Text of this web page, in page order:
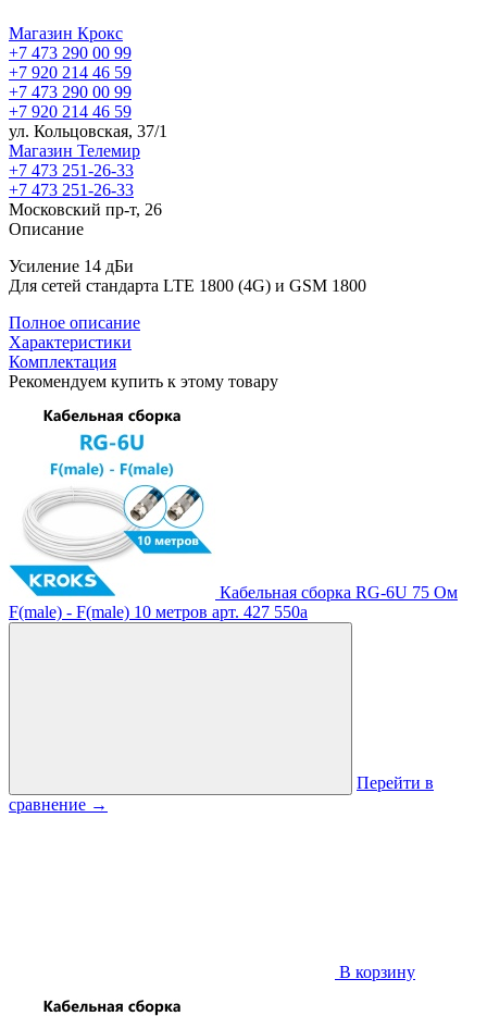
Магазин Крокс
+7 473 290 00 99
+7 920 214 46 59
+7 473 290 00 99
+7 920 214 46 59
ул. Кольцовская, 37/1
Магазин Телемир
+7 473 251-26-33
+7 473 251-26-33
Московский пр-т, 26
Описание
Усиление 14 дБи
Для сетей стандарта LTE 1800 (4G) и GSM 1800
Полное описание
Характеристики
Комплектация
Рекомендуем купить к этому товару
Кабельная сборка RG-6U 75 Ом
F(male) - F(male) 10 метров арт. 427 550a
Перейти в
сравнение →
В корзину